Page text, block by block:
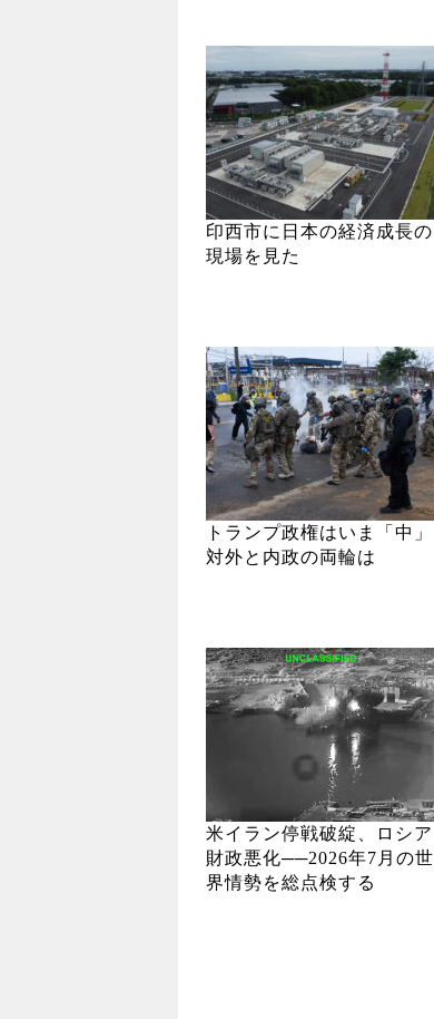
印西市に日本の経済成長の
現場を見た
トランプ政権はいま「中」
対外と内政の両輪は
米イラン停戦破綻、ロシア
財政悪化──2026年7月の世
界情勢を総点検する